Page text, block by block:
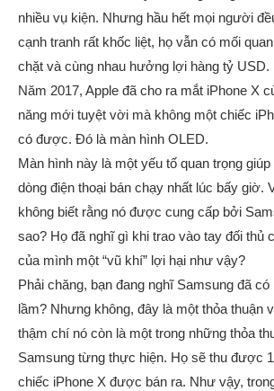
nhiều vụ kiện. Nhưng hầu hết mọi người
cạnh tranh rất khốc liệt, họ vẫn có mối
chặt và cùng nhau hưởng lợi hàng tỷ USD.
Năm 2017, Apple đã cho ra mắt iPhone X
năng mới tuyệt vời mà không một chiếc
có được. Đó là màn hình OLED.
Màn hình này là một yếu tố quan trọng
dòng điện thoại bán chạy nhất lúc bấy giờ.
không biết rằng nó được cung cấp bởi
sao? Họ đã nghĩ gì khi trao vào tay đối thủ
của mình một “vũ khí” lợi hại như vậy?
Phải chăng, bạn đang nghĩ Samsung đã
lầm? Nhưng không, đây là một thỏa thuận
thậm chí nó còn là một trong những thỏa
Samsung từng thực hiện. Họ sẽ thu được
chiếc iPhone X được bán ra. Như vậy,